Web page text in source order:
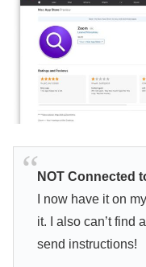
NOT Connected
I now have it on
it. I also can’t find
send instructions!